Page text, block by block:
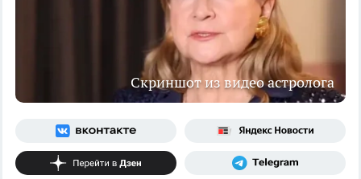
Скриншот из видео астролога